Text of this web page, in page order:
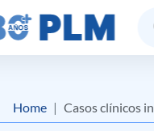
Home Casos clínicos